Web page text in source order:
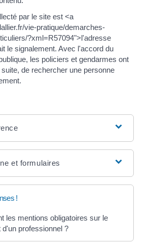
par le site est <a
vie-pratique/demarches-
?xml=R57094">l'adresse
le signalement. Avec l'accord du
les policiers et gendarmes ont
de rechercher une personne
et formulaires
!
les mentions obligatoires sur le
d'un professionnel ?